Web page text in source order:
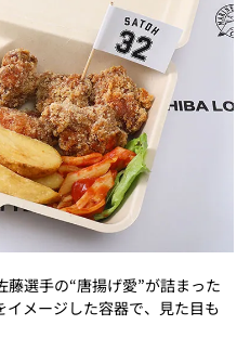
選手の“唐揚げ愛”が詰まった
イメージした容器で、見た目も